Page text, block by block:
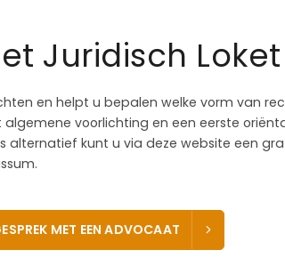
Juridisch
en helpt u bepalen welke vorm van
voorlichting en een eerste
alternatief kunt u via deze website een
MET EEN ADVOCAAT